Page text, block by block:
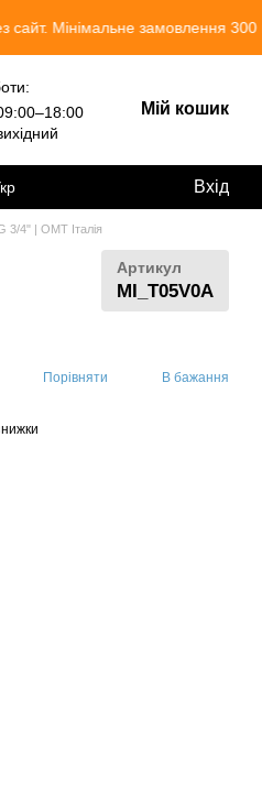
Мінімальне замовлення 300 грн.
Мій кошик
Вхід
3/4" | OMT Італія
Артикул
MI_T05V0A
Порівняти В бажання